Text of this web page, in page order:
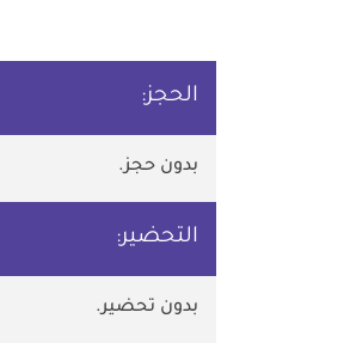
الحجز:
بدون حجز.
التحضير:
بدون تحضير.